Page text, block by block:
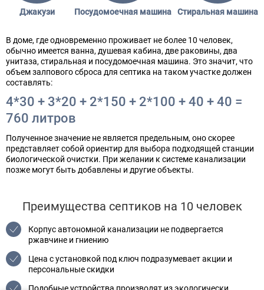
Джакузи Посудомоечная машина Стиральная машина
В доме, где одновременно проживает не более 10 человек,
обычно имеется ванна, душевая кабина, две раковины, два
унитаза, стиральная и посудомоечная машина. Это значит, что
объем залпового сброса для септика на таком участке должен
составлять:
4*30 + 3*20 + 2*150 + 2*100 + 40 + 40 =
760 литров
Полученное значение не является предельным, оно скорее
представляет собой ориентир для выбора подходящей станции
биологической очистки. При желании к системе канализации
позже могут быть добавлены и другие объекты.
Преимущества септиков на 10 человек
Корпус автономной канализации не подвергается
ржавчине и гниению
Цена с установкой под ключ подразумевает акции и
персональные скидки